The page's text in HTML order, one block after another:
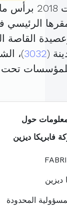
مركز بوعصيدة
(
3032)،
تحت
حول
فابريكا ديزين
ديزين
المحدودة